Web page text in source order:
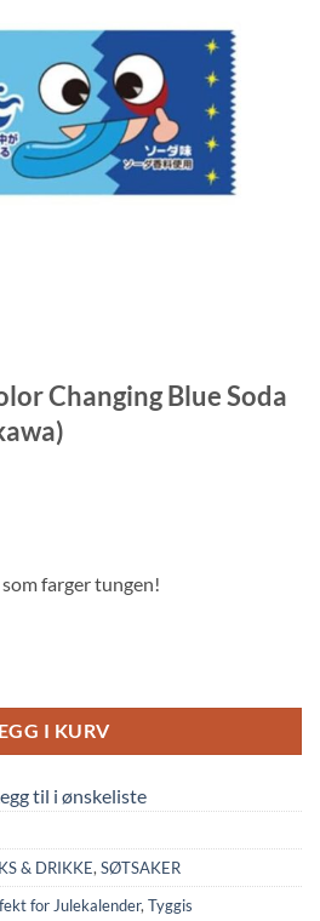
Changing Blue Soda
farger tungen!
I KURV
til i ønskeliste
& DRIKKE, SØTSAKER
for Julekalender, Tyggis